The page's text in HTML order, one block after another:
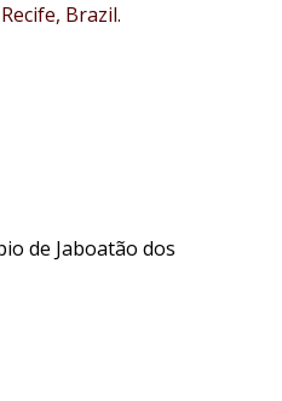
Brazil.
de Jaboatão dos